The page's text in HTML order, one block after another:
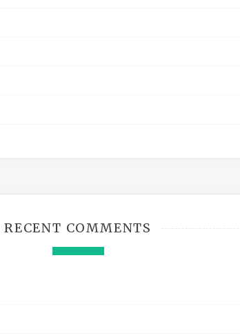
RECENT COMMENTS